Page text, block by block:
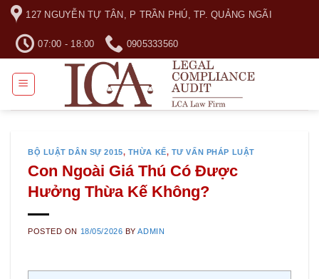
Skip
content
127 NGUYỄN TỰ TÂN, P TRẦN PHÚ, TP. QUẢNG NGÃI
07:00 - 18:00 0905333560
BỘ LUẬT DÂN SỰ 2015, THỪA KẾ, TƯ VẤN PHÁP LUẬT
Con Ngoài Giá Thú Có Được
Hưởng Thừa Kế Không?
POSTED ON 18/05/2026 BYADMIN